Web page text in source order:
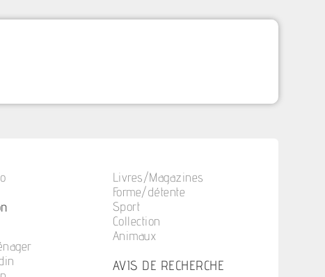
Livres/Magazines
Forme/détente
Sport
Collection
Animaux
AVIS DE RECHERCHE